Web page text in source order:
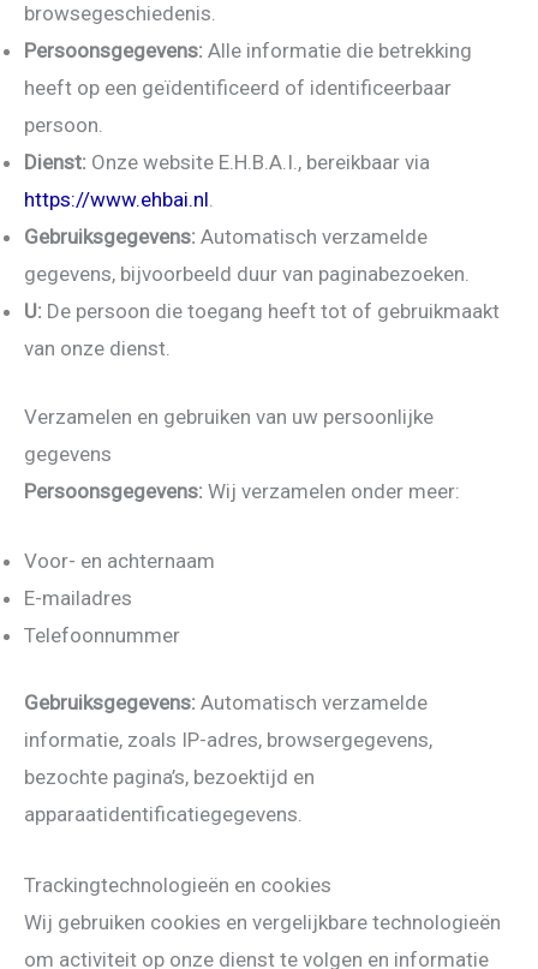
browsegeschiedenis.
Persoonsgegevens: Alle informatie die betrekking
heeft op een geïdentificeerd of identificeerbaar
persoon.
Dienst: Onze website E.H.B.A.I., bereikbaar via
https://www.ehbai.nl.
Gebruiksgegevens: Automatisch verzamelde
gegevens, bijvoorbeeld duur van paginabezoeken.
U: De persoon die toegang heeft tot of gebruikmaakt
van onze dienst.
Verzamelen en gebruiken van uw persoonlijke
gegevens
Persoonsgegevens: Wij verzamelen onder meer:
Voor- en achternaam
E-mailadres
Telefoonnummer
Gebruiksgegevens: Automatisch verzamelde
informatie, zoals IP-adres, browsergegevens,
bezochte pagina’s, bezoektijd en
apparaatidentificatiegegevens.
Trackingtechnologieën en cookies
Wij gebruiken cookies en vergelijkbare technologieën
om activiteit op onze dienst te volgen en informatie